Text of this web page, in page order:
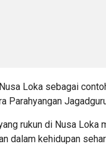
Loka sebagai
Parahyangan
rukun di Nusa
dalam kehidupan